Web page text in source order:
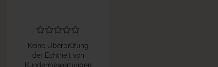
Keine Überprüfung
der Echtheit von
Kundenbewertungen